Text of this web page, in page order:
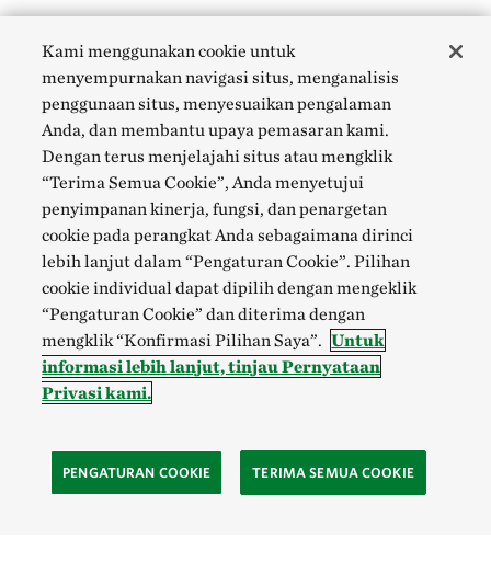
Kami menggunakan cookie untuk
menyempurnakan navigasi situs, menganalisis
penggunaan situs, menyesuaikan pengalaman
Anda, dan membantu upaya pemasaran kami.
Dengan terus menjelajahi situs atau mengklik
“Terima Semua Cookie”, Anda menyetujui
penyimpanan kinerja, fungsi, dan penargetan
cookie pada perangkat Anda sebagaimana dirinci
lebih lanjut dalam “Pengaturan Cookie”. Pilihan
cookie individual dapat dipilih dengan mengeklik
“Pengaturan Cookie” dan diterima dengan
mengklik “Konfirmasi Pilihan Saya”. Untuk
informasi lebih lanjut, tinjau Pernyataan
Privasi kami.
PENGATURAN COOKIE TERIMA SEMUA COOKIE